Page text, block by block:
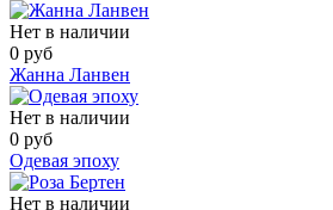
Нет в наличии
0 руб
Жанна Ланвен
Нет в наличии
0 руб
Одевая эпоху
Нет в наличии